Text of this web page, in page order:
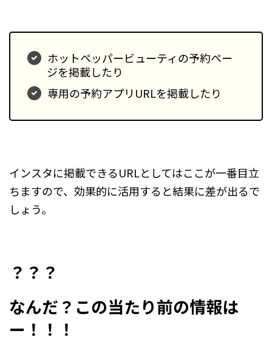
ホットペッパービューティの予約ペー
ジを掲載したり
専用の予約アプリURLを掲載したり
インスタに掲載できるURLとしてはここが一番目立
ちますので、効果的に活用すると結果に差が出るで
しょう。
？？？
なんだ？この当たり前の情報は
ー！！！